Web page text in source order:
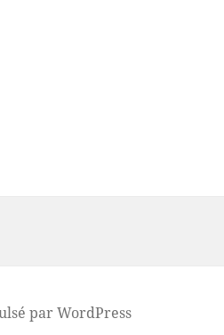
par WordPress